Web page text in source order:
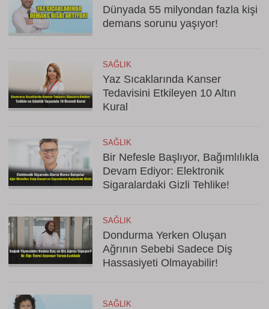
Dünyada 55 milyondan fazla kişi
demans sorunu yaşıyor!
SAĞLIK
Yaz Sıcaklarında Kanser
Tedavisini Etkileyen 10 Altın
Kural
SAĞLIK
Bir Nefesle Başlıyor, Bağımlılıkla
Devam Ediyor: Elektronik
Sigaralardaki Gizli Tehlike!
SAĞLIK
Dondurma Yerken Oluşan
Ağrının Sebebi Sadece Diş
Hassasiyeti Olmayabilir!
SAĞLIK